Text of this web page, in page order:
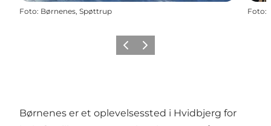
Foto: Børnenes, Spøttrup Foto:
Forrige billede
Næste billede
Børnenes er et oplevelsessted i Hvidbjerg for